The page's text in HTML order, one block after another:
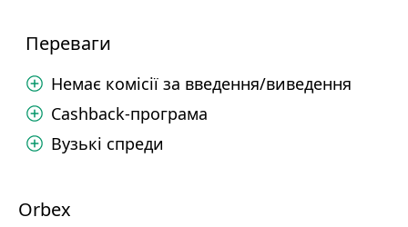
Переваги
Немає комісії за введення/виведення
Cashback-програма
Вузькі спреди
Orbex